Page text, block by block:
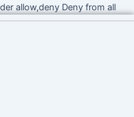
allow,deny Deny from allIr
al